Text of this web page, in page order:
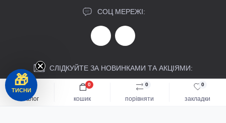
каталог порівняти
0
закладки
0
кошик
0
СОЦ МЕРЕЖІ:
СЛІДКУЙТЕ ЗА НОВИНКАМИ ТА АКЦІЯМИ:
🎁
ТИСНИ